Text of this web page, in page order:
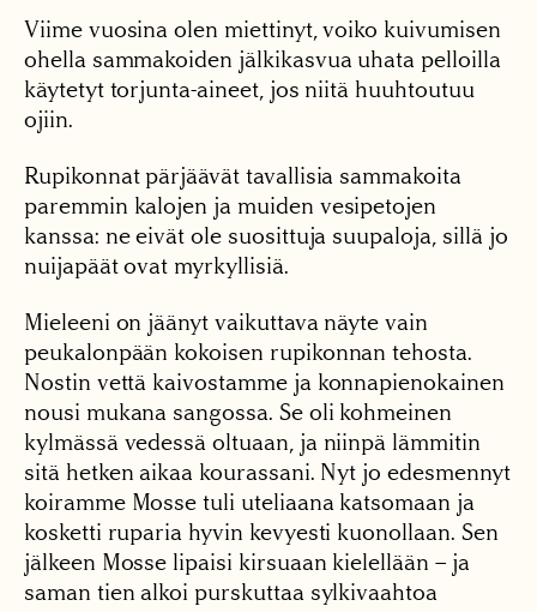
Viime vuosina olen miettinyt, voiko kuivumisen
ohella sammakoiden jälkikasvua uhata pelloilla
käytetyt torjunta-aineet, jos niitä huuhtoutuu
ojiin.
Rupikonnat pärjäävät tavallisia sammakoita
paremmin kalojen ja muiden vesipetojen
kanssa: ne eivät ole suosittuja suupaloja, sillä jo
nuijapäät ovat myrkyllisiä.
Mieleeni on jäänyt vaikuttava näyte vain
peukalonpään kokoisen rupikonnan tehosta.
Nostin vettä kaivostamme ja konnapienokainen
nousi mukana sangossa. Se oli kohmeinen
kylmässä vedessä oltuaan, ja niinpä lämmitin
sitä hetken aikaa kourassani. Nyt jo edesmennyt
koiramme Mosse tuli uteliaana katsomaan ja
kosketti ruparia hyvin kevyesti kuonollaan. Sen
jälkeen Mosse lipaisi kirsuaan kielellään – ja
saman tien alkoi purskuttaa sylkivaahtoa